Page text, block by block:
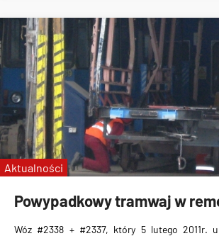
Powypadkowy tramwaj w
Wóz #2338 + #2337, który 5 lutego 2011r.
Aktualności